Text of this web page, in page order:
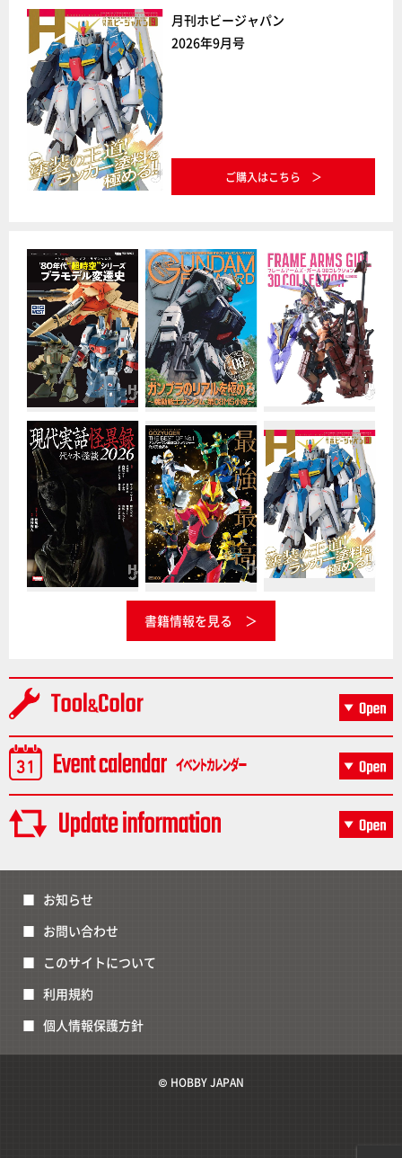
月刊ホビージャパン
2026年9月号
ご購入はこちら
書籍情報を見る
お知らせ
お問い合わせ
このサイトについて
利用規約
個人情報保護方針
© HOBBY JAPAN